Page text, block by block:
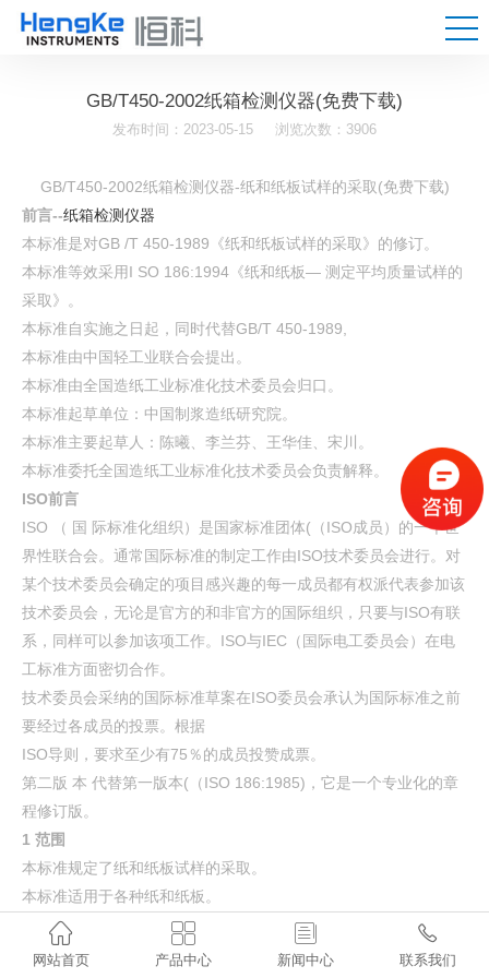
GB/T450-2002纸箱检测仪器(免费下载)
发布时间：2023-05-15 浏览次数：3906
GB/T450-2002纸箱检测仪器-纸和纸板试样的采取(免费下载)
前言--纸箱检测仪器
本标准是对GB /T 450-1989《纸和纸板试样的采取》的修订。
本标准等效采用I SO 186:1994《纸和纸板— 测定平均质量试样的
采取》。
本标准自实施之日起，同时代替GB/T 450-1989,
本标准由中国轻工业联合会提出。
本标准由全国造纸工业标准化技术委员会归口。
本标准起草单位：中国制浆造纸研究院。
本标准主要起草人：陈曦、李兰芬、王华佳、宋川。
本标准委托全国造纸工业标准化技术委员会负责解释。
ISO前言
ISO （ 国 际标准化组织）是国家标准团体(（ISO成员）的一个世
界性联合会。通常国际标准的制定工作由ISO技术委员会进行。对
某个技术委员会确定的项目感兴趣的每一成员都有权派代表参加该
技术委员会，无论是官方的和非官方的国际组织，只要与ISO有联
系，同样可以参加该项工作。ISO与IEC（国际电工委员会）在电
工标准方面密切合作。
技术委员会采纳的国际标准草案在ISO委员会承认为国际标准之前
要经过各成员的投票。根据
ISO导则，要求至少有75％的成员投赞成票。
第二版 本 代替第一版本(（ISO 186:1985)，它是一个专业化的章
程修订版。
1 范围
本标准规定了纸和纸板试样的采取。
本标准适用于各种纸和纸板。
2 引用标准
下列标 准 所包含的条文，通过在本标准中引用而构成为本标准的

网站首页

产品中心

新闻中心

联系我们